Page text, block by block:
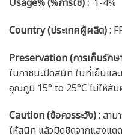
Usage% (%การใช้) : 1-4%
Country (ประเทศผู้ผลิต) :
Preservation (การเก็บรักษ
ในภาชนะปิดสนิท ในที่เย็นแล
อุณภูมิ 15° to 25°C ไม่ให้สั
Caution(ข้อควรระวัง) :สาม
ให้สนิท แล้วมิดชิดจากแสงแด